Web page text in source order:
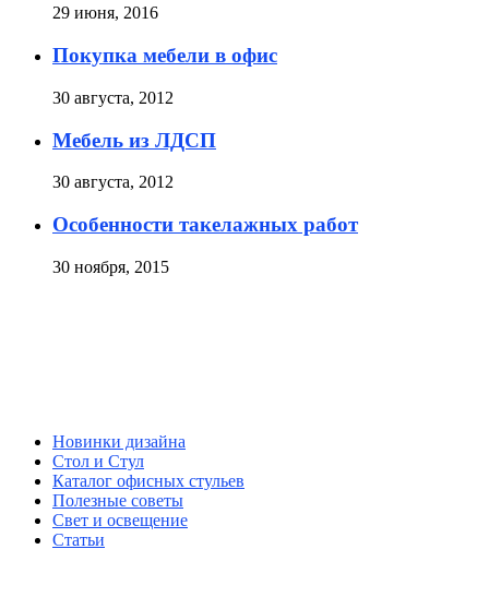
29 июня, 2016
Покупка мебели в офис
30 августа, 2012
Мебель из ЛДСП
30 августа, 2012
Особенности такелажных работ
30 ноября, 2015
Новинки дизайна
Стол и Стул
Каталог офисных стульев
Полезные советы
Свет и освещение
Статьи